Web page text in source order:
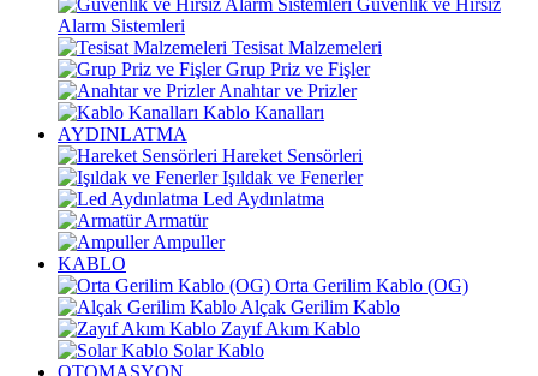
Güvenlik ve Hırsız
Alarm Sistemleri
Tesisat Malzemeleri
Grup Priz ve Fişler
Anahtar ve Prizler
Kablo Kanalları
AYDINLATMA
Hareket Sensörleri
Işıldak ve Fenerler
Led Aydınlatma
Armatür
Ampuller
KABLO
Orta Gerilim Kablo (OG)
Alçak Gerilim Kablo
Zayıf Akım Kablo
Solar Kablo
OTOMASYON